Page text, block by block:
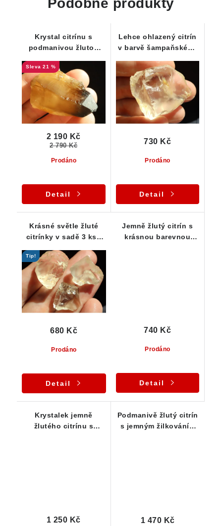
Podobné produkty
Krystal citrínu s
podmanivou žlutou
špičkou
21 %
Prodáno
2 190 Kč
2 790 Kč
Detail
Lehce ohlazený citrín
v barvě šampaňského
čistotou
Prodáno
730 Kč
Detail
Krásné světle žluté
citrínky v sadě 3 ks -
Tip!
Prodáno
680 Kč
Detail
Jemně žlutý citrín s
krásnou barevnou
Prodáno
740 Kč
Detail
Krystalek jemně
žlutého citrínu s
1 250 Kč
Podmanivě žlutý citrín
s jemným žilkováním
1 470 Kč